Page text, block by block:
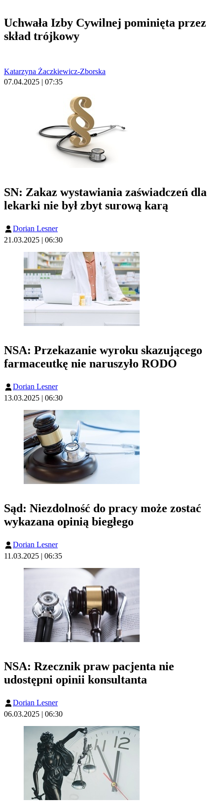
Uchwała Izby Cywilnej pominięta przez
skład trójkowy
Katarzyna Żaczkiewicz-Zborska
07.04.2025 | 07:35
SN: Zakaz wystawiania zaświadczeń dla
lekarki nie był zbyt surową karą
Dorian Lesner
21.03.2025 | 06:30
NSA: Przekazanie wyroku skazującego
farmaceutkę nie naruszyło RODO
Dorian Lesner
13.03.2025 | 06:30
Sąd: Niezdolność do pracy może zostać
wykazana opinią biegłego
Dorian Lesner
11.03.2025 | 06:35
NSA: Rzecznik praw pacjenta nie
udostępni opinii konsultanta
Dorian Lesner
06.03.2025 | 06:30